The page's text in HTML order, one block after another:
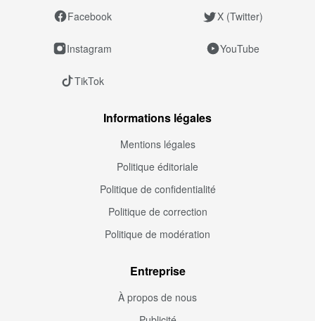
Facebook X (Twitter)
Instagram YouTube
TikTok
Informations légales
Mentions légales
Politique éditoriale
Politique de confidentialité
Politique de correction
Politique de modération
Entreprise
À propos de nous